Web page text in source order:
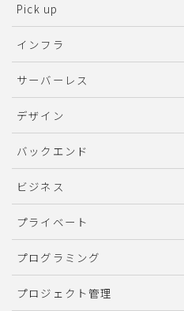
Pick up
インフラ
サーバーレス
デザイン
バックエンド
ビジネス
プライベート
プログラミング
プロジェクト管理